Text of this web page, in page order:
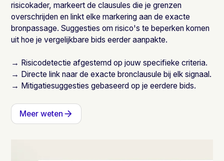
risicokader, markeert de clausules die je grenzen
overschrijden en linkt elke markering aan de exacte
bronpassage. Suggesties om risico's te beperken komen
uit hoe je vergelijkbare bids eerder aanpakte.
→ Risicodetectie afgestemd op jouw specifieke criteria.
→ Directe link naar de exacte bronclausule bij elk signaal.
→ Mitigatiesuggesties gebaseerd op je eerdere bids.
Meer weten